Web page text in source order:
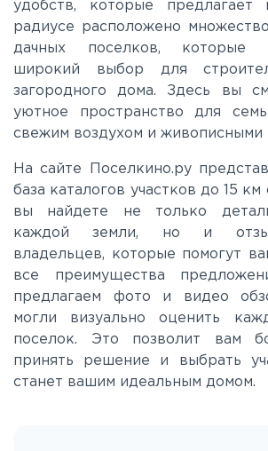
Мурманское
Новоприозерское
Приморское
Приозерское
Пулковское
Ропшинское
Рябовское
удобств, которые
радиусе расположено
дачных поселков, которые
широкий выбор для
загородного дома. Здесь вы
уютное пространство для
свежим воздухом и живописными
На сайте Поселкино.ру
база каталогов участков до 15
вы найдете не только
каждой земли, но и
владельцев, которые помогут
все преимущества
предлагаем фото и видео
могли визуально оценить
поселок. Это позволит вам
принять решение и выбрать
станет вашим идеальным домом.